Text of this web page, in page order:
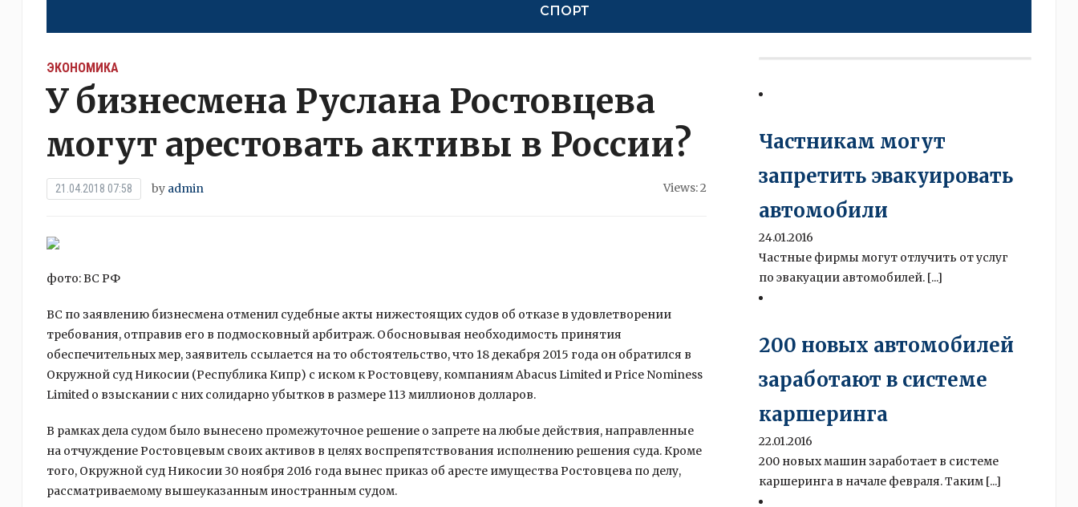
СПОРТ
ЭКОНОМИКА
У бизнесмена Руслана Ростовцева
могут арестовать активы в России?
21.04.2018 07:58 by admin Views: 2
фото: ВС РФ
ВС по заявлению бизнесмена отменил судебные акты нижестоящих судов об отказе в удовлетворении
требования, отправив его в подмосковный арбитраж. Обосновывая необходимость принятия
обеспечительных мер, заявитель ссылается на то обстоятельство, что 18 декабря 2015 года он обратился в
Окружной суд Никосии (Республика Кипр) с иском к Ростовцеву, компаниям Abacus Limited и Price Nominess
Limited о взыскании с них солидарно убытков в размере 113 миллионов долларов.
В рамках дела судом было вынесено промежуточное решение о запрете на любые действия, направленные
на отчуждение Ростовцевым своих активов в целях воспрепятствования исполнению решения суда. Кроме
того, Окружной суд Никосии 30 ноября 2016 года вынес приказ об аресте имущества Ростовцева по делу,
рассматриваемому вышеуказанным иностранным судом.
Частникам могут
запретить эвакуировать
автомобили
24.01.2016
Частные фирмы могут отлучить от услуг
по эвакуации автомобилей. [...]
200 новых автомобилей
заработают в системе
каршеринга
22.01.2016
200 новых машин заработает в системе
каршеринга в начале февраля. Таким [...]